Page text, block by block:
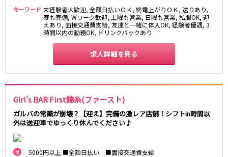
キーワード 未経験者大歓迎, 全額日払いＯＫ, 終電上がりＯＫ, 送りあり,
寮も完備, Wワーク歓迎, 土曜も営業, 日曜も営業, 私服OK, 迎
えあり, 面接交通費支給, 友達と一緒に体入OK, 経験者優遇, 3
時間以内の勤務OK, ドリンクバックあり
求人詳細を見る
Girl's BAR First錦糸(ファースト)
ガルバの常識が崩壊？【迎え】完備の激レア店舗！シフトin時間以
外は送迎車でゆっくり休んでください♪
5000円以上 ■全額日払い ■面接交通費支給
たまプラーザ・向ヶ丘遊園・鷺沼
元住吉・綱島
川崎中部
横浜東部
川崎北部
茅ヶ崎
横浜西部
綾瀬・海老名・座間
大宮
志木
南越谷
草加
川越
所沢
浦和・北浦和
久喜
高円寺駅
荻窪駅
阿佐ヶ谷駅
三鷹駅
水道橋駅
武蔵小金井駅
東小金井駅
西国分寺駅
高尾駅
四ツ谷駅